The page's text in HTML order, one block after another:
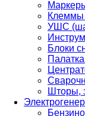
Клеммы
УШС
Блоки
Шторы,